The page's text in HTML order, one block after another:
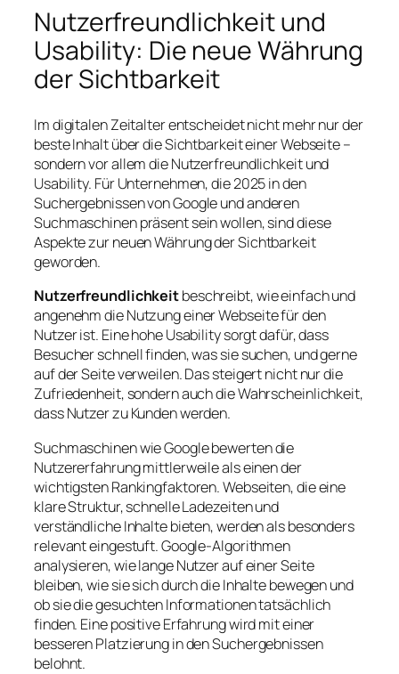
Nutzerfreundlichkeit und
Usability: Die neue Währung
der Sichtbarkeit
Im digitalen Zeitalter entscheidet nicht mehr nur der
beste Inhalt über die Sichtbarkeit einer Webseite –
sondern vor allem die Nutzerfreundlichkeit und
Usability. Für Unternehmen, die 2025 in den
Suchergebnissen von Google und anderen
Suchmaschinen präsent sein wollen, sind diese
Aspekte zur neuen Währung der Sichtbarkeit
geworden.
Nutzerfreundlichkeitbeschreibt, wie einfach und
angenehm die Nutzung einer Webseite für den
Nutzer ist. Eine hohe Usability sorgt dafür, dass
Besucher schnell finden, was sie suchen, und gerne
auf der Seite verweilen. Das steigert nicht nur die
Zufriedenheit, sondern auch die Wahrscheinlichkeit,
dass Nutzer zu Kunden werden.
Suchmaschinen wie Google bewerten die
Nutzererfahrung mittlerweile als einen der
wichtigsten Rankingfaktoren. Webseiten, die eine
klare Struktur, schnelle Ladezeiten und
verständliche Inhalte bieten, werden als besonders
relevant eingestuft. Google-Algorithmen
analysieren, wie lange Nutzer auf einer Seite
bleiben, wie sie sich durch die Inhalte bewegen und
ob sie die gesuchten Informationen tatsächlich
finden. Eine positive Erfahrung wird mit einer
besseren Platzierung in den Suchergebnissen
belohnt.